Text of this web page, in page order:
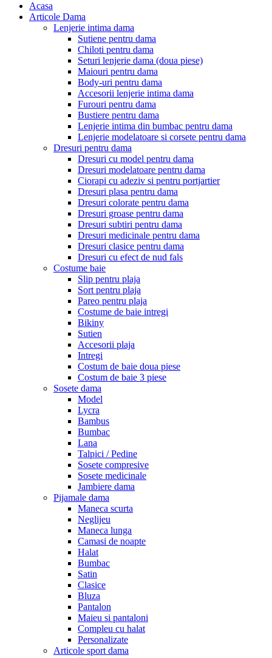
Acasa
Articole Dama
Lenjerie intima dama
Sutiene pentru dama
Chiloti pentru dama
Seturi lenjerie dama (doua piese)
Maiouri pentru dama
Body-uri pentru dama
Accesorii lenjerie intima dama
Furouri pentru dama
Bustiere pentru dama
Lenjerie intima din bumbac pentru dama
Lenjerie modelatoare si corsete pentru dama
Dresuri pentru dama
Dresuri cu model pentru dama
Dresuri modelatoare pentru dama
Ciorapi cu adeziv si pentru portjartier
Dresuri plasa pentru dama
Dresuri colorate pentru dama
Dresuri groase pentru dama
Dresuri subtiri pentru dama
Dresuri medicinale pentru dama
Dresuri clasice pentru dama
Dresuri cu efect de nud fals
Costume baie
Slip pentru plaja
Sort pentru plaja
Pareo pentru plaja
Costume de baie intregi
Bikiny
Sutien
Accesorii plaja
Intregi
Costum de baie doua piese
Costum de baie 3 piese
Sosete dama
Model
Lycra
Bambus
Bumbac
Lana
Talpici / Pedine
Sosete compresive
Sosete medicinale
Jambiere dama
Pijamale dama
Maneca scurta
Neglijeu
Maneca lunga
Camasi de noapte
Halat
Bumbac
Satin
Clasice
Bluza
Pantalon
Maieu si pantaloni
Compleu cu halat
Personalizate
Articole sport dama